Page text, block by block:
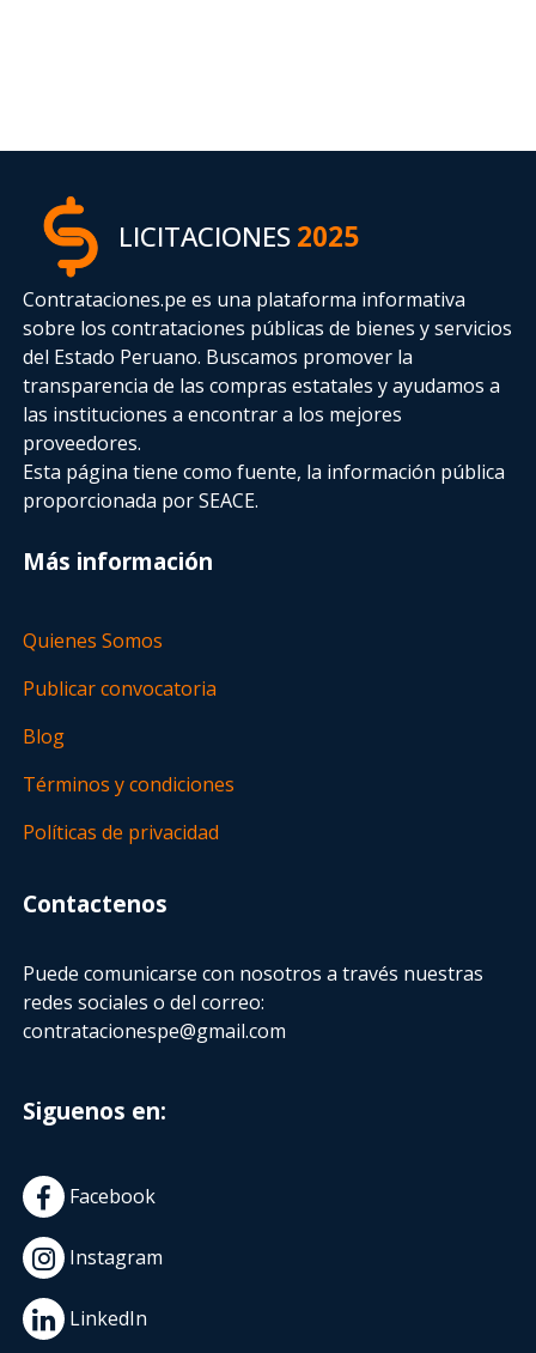
LICITACIONES2025
Contrataciones.pe es una plataforma informativa
sobre los contrataciones públicas de bienes y servicios
del Estado Peruano. Buscamos promover la
transparencia de las compras estatalesy ayudamos a
las instituciones a encontrar a los mejores
proveedores.
Esta página tiene como fuente, la información pública
proporcionada por SEACE.
Más información
Quienes Somos
Publicar convocatoria
Blog
Términos y condiciones
Políticas de privacidad
Contactenos
Puede comunicarse con nosotros a través nuestras
redes sociales o del correo:
contratacionespe@gmail.com
Siguenos en:
Facebook
Instagram
LinkedIn